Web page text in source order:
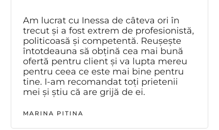
Am lucrat cu Inessa de câteva ori în
trecut și a fost extrem de profesionistă,
politicoasă și competentă. Reușește
întotdeauna să obțină cea mai bună
ofertă pentru client și va lupta mereu
pentru ceea ce este mai bine pentru
tine. I-am recomandat toți prietenii
mei și știu că are grijă de ei.
MARINA PITINA